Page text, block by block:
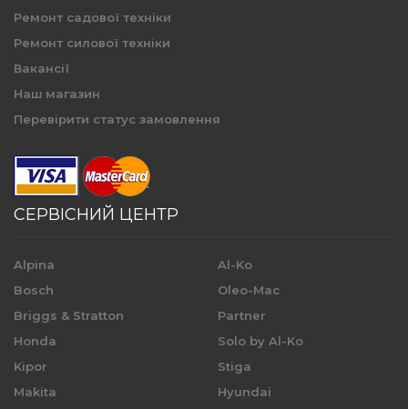
Ремонт садової техніки
Ремонт силової техніки
Вакансії
Наш магазин
Перевірити статус замовлення
СЕРВІСНИЙ ЦЕНТР
Alpina
Bosch
Briggs & Stratton
Honda
Kipor
Makita
Al-Ko
Oleo-Mac
Partner
Solo by Al-Ko
Stiga
Hyundai